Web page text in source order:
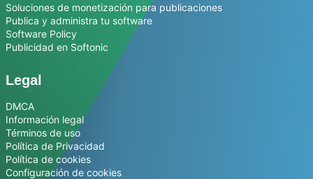
Soluciones de monetización para publicaciones
Publica y administra tu software
Software Policy
Publicidad en Softonic
Legal
DMCA
Información legal
Términos de uso
Política de Privacidad
Política de cookies
Configuración de cookies